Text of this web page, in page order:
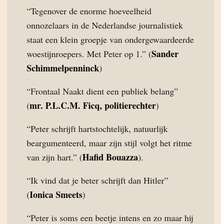
“Tegenover de enorme hoeveelheid
onnozelaars in de Nederlandse journalistiek
staat een klein groepje van ondergewaardeerde
woestijnroepers. Met Peter op 1.” (Sander
Schimmelpenninck)
“Frontaal Naakt dient een publiek belang”
(mr. P.L.C.M. Ficq, politierechter)
“Peter schrijft hartstochtelijk, natuurlijk
beargumenteerd, maar zijn stijl volgt het ritme
van zijn hart.” (Hafid Bouazza).
“Ik vind dat je beter schrijft dan Hitler”
(Ionica Smeets)
“Peter is soms een beetje intens en zo maar hij